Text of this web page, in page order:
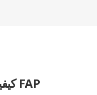
كيفية تحويل ملف FAP